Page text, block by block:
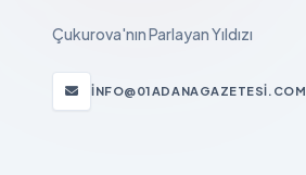
Çukurova'nın Parlayan Yıldızı
INFO@01ADANAGAZETESI.COM